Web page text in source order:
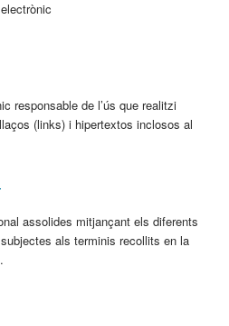
responsable de l’ús que realitzi
(links) i hipertextos inclosos al
assolides mitjançant els diferents
als terminis recollits en la